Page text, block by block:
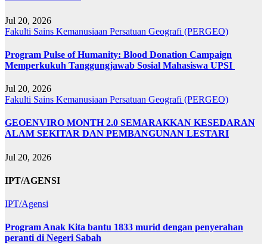
Jul 20, 2026
Fakulti Sains Kemanusiaan Persatuan Geografi (PERGEO)
Program Pulse of Humanity: Blood Donation Campaign
Memperkukuh Tanggungjawab Sosial Mahasiswa UPSI
Jul 20, 2026
Fakulti Sains Kemanusiaan Persatuan Geografi (PERGEO)
GEOENVIRO MONTH 2.0 SEMARAKKAN KESEDARAN
ALAM SEKITAR DAN PEMBANGUNAN LESTARI
Jul 20, 2026
IPT/AGENSI
IPT/Agensi
Program Anak Kita bantu 1833 murid dengan penyerahan
peranti di Negeri Sabah